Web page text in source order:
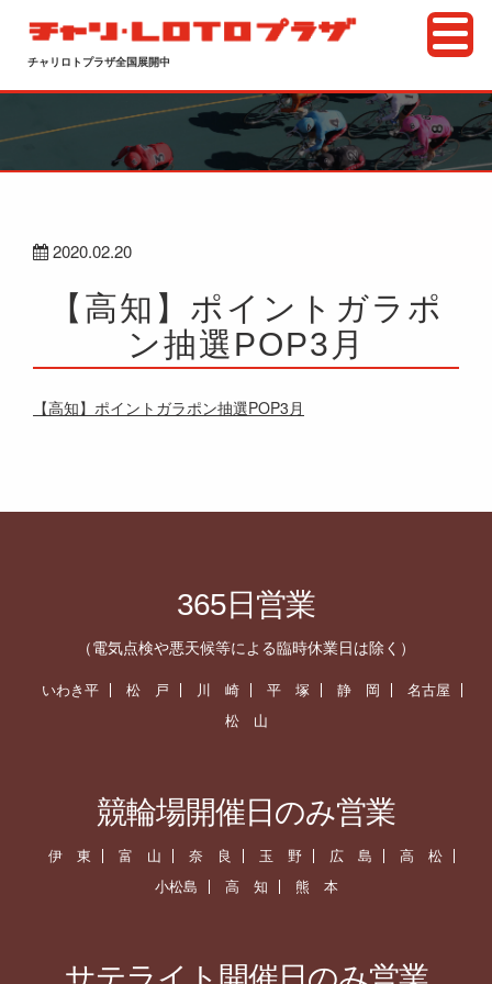
チャリロトプラザ全国展開中
2020.02.20
【高知】ポイントガラポ
ン抽選POP3月
【高知】ポイントガラポン抽選POP3月
365日営業
（電気点検や悪天候等による臨時休業日は除く）
いわき平 松 戸 川 崎 平 塚 静 岡
名古屋
松 山
競輪場開催日のみ営業
伊 東 富 山 奈 良 玉 野 広 島
高 松
小松島
高 知 熊 本